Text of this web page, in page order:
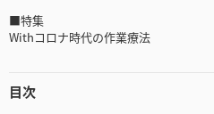
■特集
Withコロナ時代の作業療法
目次